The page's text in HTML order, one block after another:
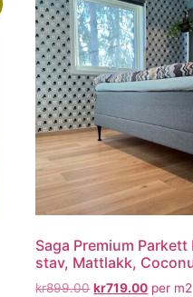
Saga Premium Parkett
stav, Mattlakk,
kr899.00 kr719.00 per m2